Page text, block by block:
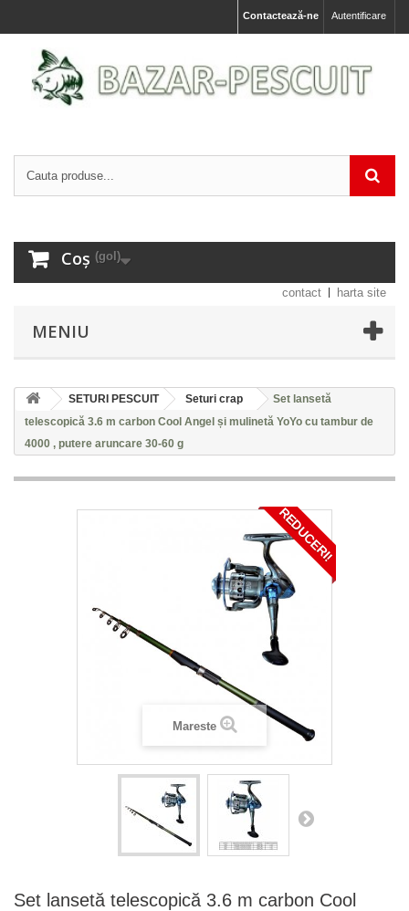
Autentificare
Contactează-ne
Coș (gol)
contact harta site
MENIU
SETURI PESCUIT Seturi crap
Set lansetă
telescopică 3.6 m carbon Cool Angel și mulinetă YoYo cu tambur de
4000 , putere aruncare 30-60 g
REDUCERI!
Mareste
Set lansetă telescopică 3.6 m carbon Cool